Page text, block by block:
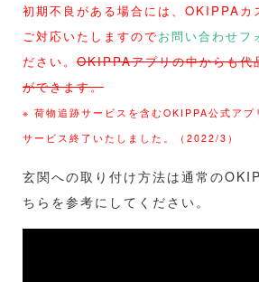
初期不良がある場合には、OKIPPAカ
ご対応いたしますのでお問い合わせフ
ださい。 OKIPPAアプリの中からも代
ができます。
※ 荷物追跡サービスを含むOKIPPA公式ア
サービス終了いたしました。（2022/3）
玄関への取り付け方法は通常の
ちらを参考にしてください。